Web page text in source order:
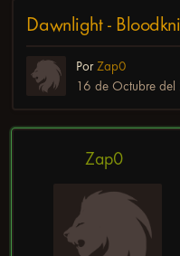
Dawnlight -
PorZap0
16 de Octubre
Zap0